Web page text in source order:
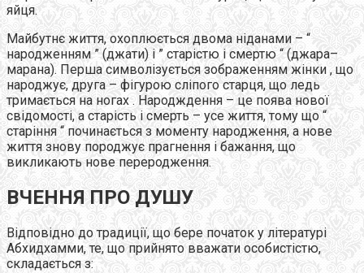
яйця.
Майбутнє життя, охоплюється двома ніданами – “
народженням ” (джати) і ” старістю і смертю “ (джара–
марана). Перша символізується зображенням жінки , що
народжує, друга – фігурою сліпого старця, що ледь
тримається на ногах . Народждення – це поява нової
свідомості, а старість і смерть – усе життя, тому що “
старіння “ починається з моменту народження, а нове
життя знову породжує прагнення і бажання, що
викликають нове переродження.
ВЧЕННЯ ПРО ДУШУ
Відповідно до традиції, що бере початок у літературі
Абхидхамми, те, що прийнято вважати особистістю,
складається з: